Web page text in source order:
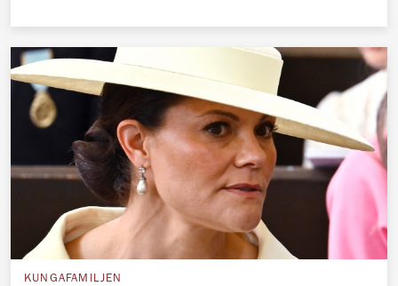
KUNGAFAMILJEN